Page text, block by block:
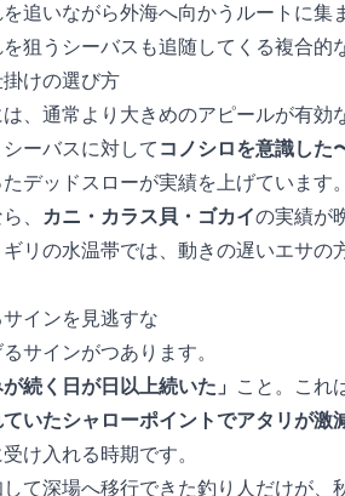
追いながら外海へ向かうルートに集
狙うシーバスも追随してくる複合的
けの選び方
、通常より大きめのアピールが有効
ーバスに対して コノシロを意識した15〜
ったデッドスローが実績を上げています。
、 カニ・カラス貝・ゴカイの実績が
リの水温帯では、動きの遅いエサの
サインを見逃すな
サインが2つあります。
続く日が3日以上続いた」
こと。これ
ていたシャローポイントでアタリが激
け入れる時期です。
て深場へ移行できた釣り人だけが、